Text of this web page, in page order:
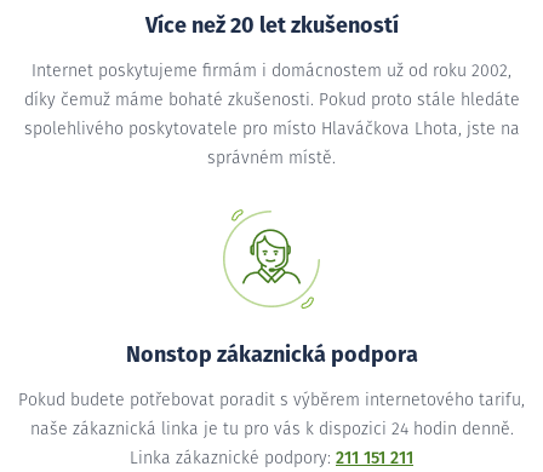
Více než 20 let zkušeností
Internet poskytujeme firmám i domácnostem už od roku 2002,
díky čemuž máme bohaté zkušenosti. Pokud proto stále hledáte
spolehlivého poskytovatele pro místo Hlaváčkova Lhota, jste na
správném místě.
Nonstop zákaznická podpora
Pokud budete potřebovat poradit s výběrem internetového tarifu,
naše zákaznická linka je tu pro vás k dispozici 24 hodin denně.
Linka zákaznické podpory: 211 151 211